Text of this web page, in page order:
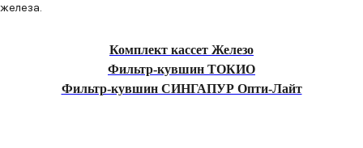
железа.
Комплект кассет Железо
Фильтр-кувшин ТОКИО
Фильтр-кувшин СИНГАПУР Опти-Лайт